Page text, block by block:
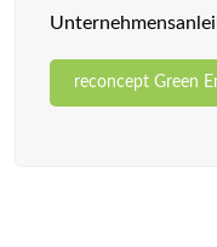
reconcept Green